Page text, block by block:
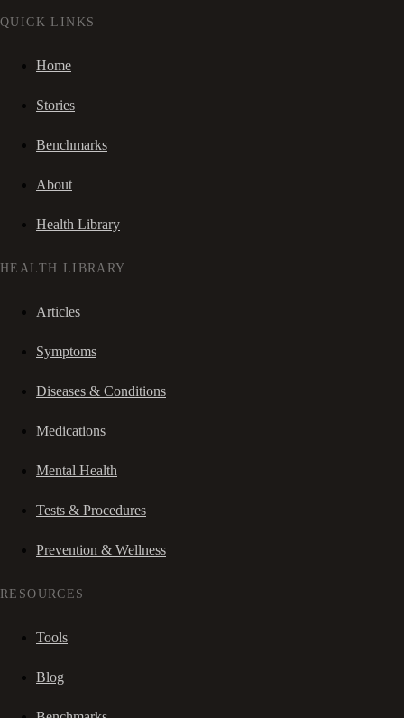
QUICK LINKS
Home
Stories
Benchmarks
About
Health Library
HEALTH LIBRARY
Articles
Symptoms
Diseases & Conditions
Medications
Mental Health
Tests & Procedures
Prevention & Wellness
RESOURCES
Tools
Blog